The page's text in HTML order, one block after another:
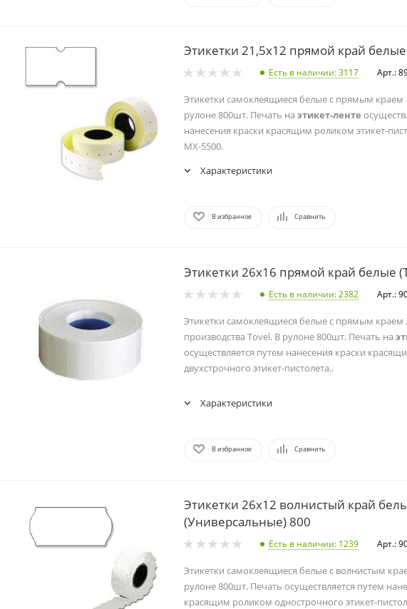
Этикетки 21,5х12 прямой край
Есть в наличии: 3117 Арт.:
Этикетки самоклеящиеся белые с прямым краем
рулоне 800шт. Печать на этикет-ленте
нанесения краски красящим роликом этикет-
МХ-5500.
Характеристики
В избранное Сравнить
Этикетки 26х16 прямой край белые
Есть в наличии: 2382 Арт.:
Этикетки самоклеящиеся белые с прямым краем
производства Tovel. В рулоне 800шт. Печать на
осуществляется путем нанесения краски
двухстрочного этикет-пистолета..
Характеристики
В избранное Сравнить
Этикетки 26х12 волнистый край
(Универсальные) 800
Есть в наличии: 1239 Арт.:
Этикетки самоклеящиеся белые с волнистым
рулоне 800шт. Печать осуществляется путем
красящим роликом однострочного этикет-